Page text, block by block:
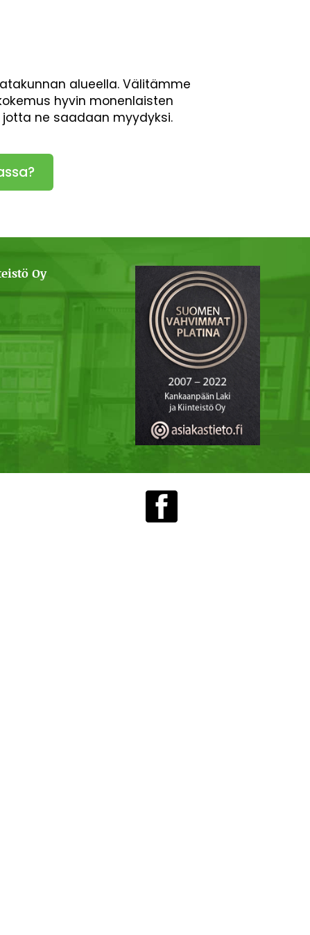
alueella. Välitämme
hyvin monenlaisten
ne saadaan myydyksi.
Oy